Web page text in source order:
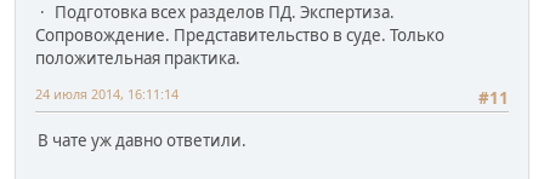
Подготовка всех разделов ПД. Экспертиза.
Сопровождение. Представительство в суде. Только
положительная практика.
#11
24 июля 2014, 16:11:14
В чате уж давно ответили.